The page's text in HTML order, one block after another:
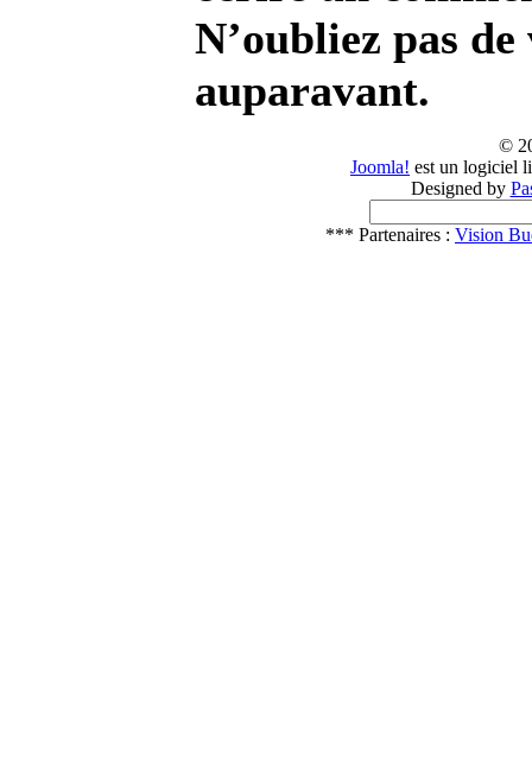
N’oubliez pas
auparavant.
©
Joomla! est un logiciel
Designed by
*** Partenaires : Vision